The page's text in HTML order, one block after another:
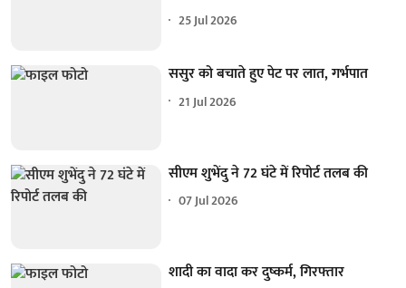
25 Jul 2026
ससुर को बचाते हुए पेट पर लात, गर्भपात
21 Jul 2026
सीएम शुभेंदु ने 72 घंटे में रिपोर्ट तलब की
07 Jul 2026
शादी का वादा कर दुष्कर्म, गिरफ्तार